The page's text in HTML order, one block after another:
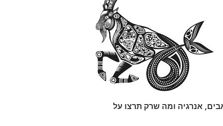
אנרגיה ומה שרק תרצו על